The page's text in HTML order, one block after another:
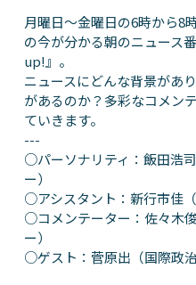
月曜日～金曜日の6時から8
の今が分かる朝のニュース
up!』。
ニュースにどんな背景があ
があるのか？多彩なコメン
ていきます。
---
○パーソナリティ：飯田浩
ー）
○アシスタント：新行市佳
○コメンテーター：佐々木
ー）
○ゲスト：菅原出（国際政治